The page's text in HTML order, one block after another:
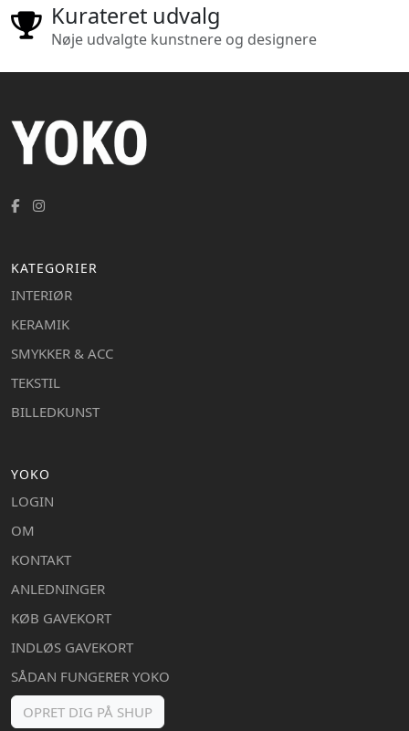
Kurateret udvalg
Nøje udvalgte kunstnere og designere
KATEGORIER
INTERIØR
KERAMIK
SMYKKER & ACC
TEKSTIL
BILLEDKUNST
YOKO
LOGIN
OM
KONTAKT
ANLEDNINGER
KØB GAVEKORT
INDLØS GAVEKORT
SÅDAN FUNGERER YOKO
OPRET DIG PÅ SHUP